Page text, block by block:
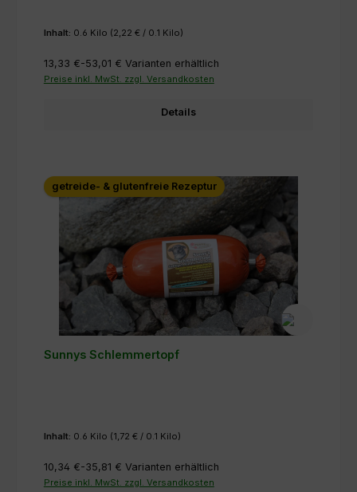
Inhalt: 0.6 Kilo (2,22 € / 0.1 Kilo)
13,33 €-53,01 € Varianten erhältlich
Preise inkl. MwSt. zzgl. Versandkosten
Details
getreide- & glutenfreie Rezeptur
Sunnys Schlemmertopf
Inhalt: 0.6 Kilo (1,72 € / 0.1 Kilo)
10,34 €-35,81 € Varianten erhältlich
Preise inkl. MwSt. zzgl. Versandkosten